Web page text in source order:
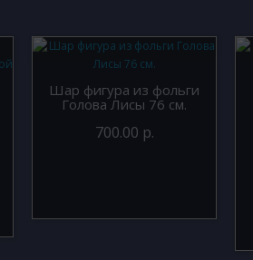
Шар фигура из фольги
Голова Лисы 76 см.
700.00 р.